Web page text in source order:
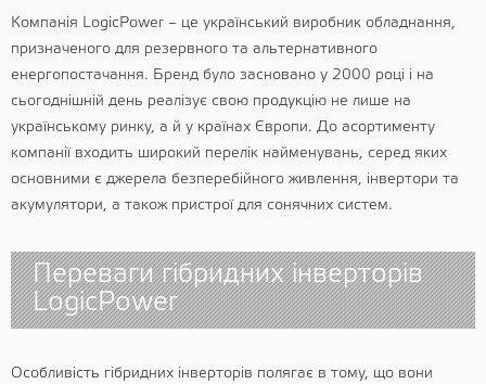
Компанія LogicPower – це український виробник обладнання,
призначеного для резервного та альтернативного
енергопостачання. Бренд було засновано у 2000 році і на
сьогоднішній день реалізує свою продукцію не лише на
українському ринку, а й у країнах Європи. До асортименту
компанії входить широкий перелік найменувань, серед яких
основними є джерела безперебійного живлення, інвертори та
акумулятори, а також пристрої для сонячних систем.
Переваги гібридних інверторів
LogicPower
Особливість гібридних інверторів полягає в тому, що вони